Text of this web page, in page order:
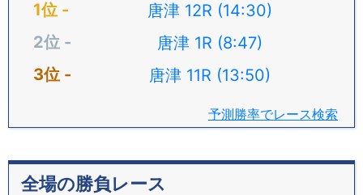
唐津 12R (14:30)
唐津 1R (8:47)
唐津 11R (13:50)
予測勝率でレース検索
全場の勝負レース